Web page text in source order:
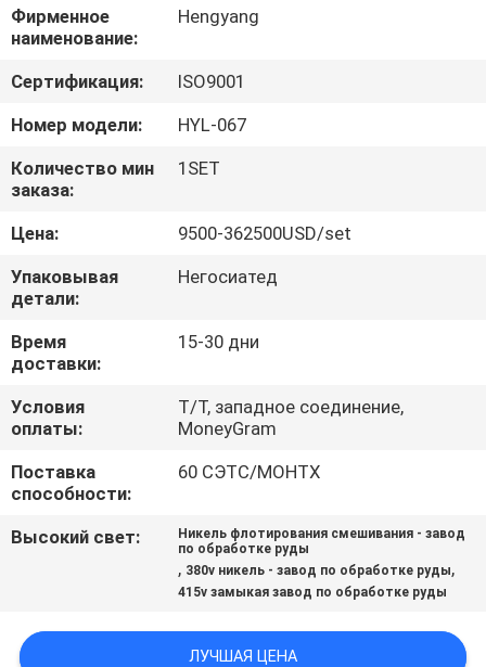
ПУТЕШЕСТВИЕ
ФАБРИКИ
ПРОВЕРКА
КАЧЕСТВА
СВЯЖИТЕСЬ
МЫ
НОВОСТИ
СЛУЧАИ
КАРТА
Фирменное
наименование:
Hengyang
Сертификация:
ISO9001
Номер модели:
HYL-067
Количество мин
заказа:
1SET
Цена:
9500-362500USD/set
Упаковывая
детали:
Негосиатед
Время
доставки:
15-30 дни
Условия
оплаты:
T/T, западное соединение,
MoneyGram
Поставка
способности:
60 СЭТС/МОНТХ
Высокий свет:
Никель флотирования смешивания - завод
по обработке руды
, 380v никель - завод по обработке руды,
415v замыкая завод по обработке руды
ЛУЧШАЯ ЦЕНА